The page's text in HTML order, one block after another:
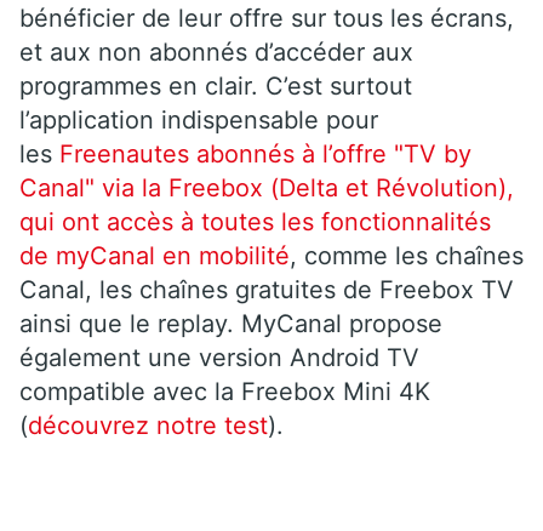
bénéficier de leur offre sur tous les écrans,
et aux non abonnés d’accéder aux
programmes en clair. C’est surtout
l’application indispensable pour
les Freenautes abonnés à l’offre "TV by
Canal" via la Freebox (Delta et Révolution),
qui ont accès à toutes les fonctionnalités
de myCanal en mobilité, comme les chaînes
Canal, les chaînes gratuites de Freebox TV
ainsi que le replay. MyCanal propose
également une version Android TV
compatible avec la Freebox Mini 4K
(découvrez notre test).